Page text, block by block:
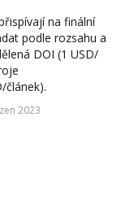
na finální
podle rozsahu a
DOI (1 USD/
článek).
2023